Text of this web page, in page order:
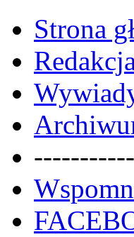
Strona